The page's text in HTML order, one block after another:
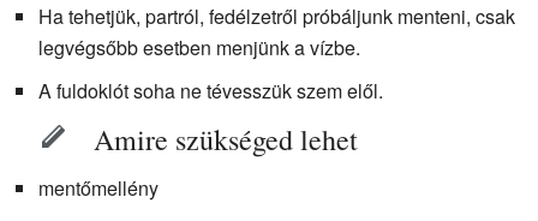
Ha tehetjük, partról, fedélzetről próbáljunk menteni, csak
legvégsőbb esetben menjünk a vízbe.
A fuldoklót soha ne tévesszük szem elől.
Amire szükséged lehet
mentőmellény